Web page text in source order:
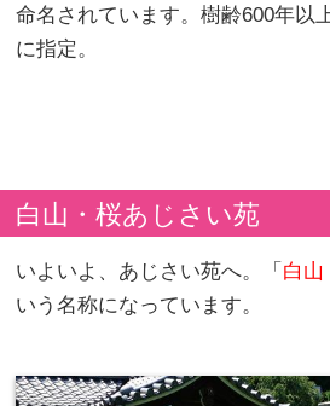
命名されています。樹齢600年以
に指定。
白山・桜あじさい苑
いよいよ、あじさい苑へ。「 白山
いう名称になっています。